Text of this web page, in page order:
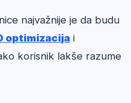
najvažnije je da budu
optimizacija i
korisnik lakše razume